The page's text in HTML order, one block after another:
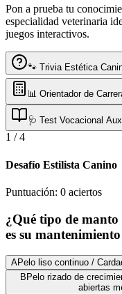
Pon a prueba tu
especialidad veterinaria
juegos interactivos.
🐾 Trivia Estética
📊 Orientador de
🩺 Test Vocacional
1 /4
Desafío Estilista Canino
Puntuación: 0 aciertos
¿Qué tipo de
es su
APelo liso continuo /
B Pelo rizado de
abiertas